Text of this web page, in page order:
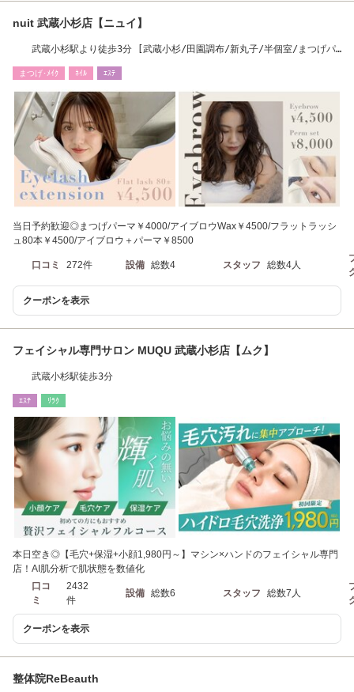
nuit 武蔵小杉店【ニュイ】
武蔵小杉駅より徒歩3分 [武蔵小杉/田園調布/新丸子/半個室/まつげパ
まつげ･ﾒｲｸ ﾈｲﾙ ｴｽﾃ
当日予約歓迎◎まつげパーマ￥4000/アイブロウWax￥4500/フラットラッシ
ュ80本￥4500/アイブロウ＋パーマ￥8500
口コミ 272件 設備 総数4 スタッフ 総数4人
クーポンを表示
フェイシャル専門サロン MUQU 武蔵小杉店【ムク】
武蔵小杉駅徒歩3分
ｴｽﾃ ﾘﾗｸ
本日空き◎【毛穴+保湿+小顔1,980円～】マシン×ハンドのフェイシャル専門
店！AI肌分析で肌状態を数値化
口コ
ミ
2432
件
設備 総数6 スタッフ 総数7人
クーポンを表示
整体院ReBeauth